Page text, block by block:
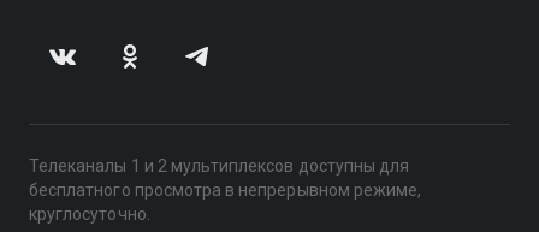
Телеканалы 1 и 2 мультиплексов доступны для
бесплатного просмотра в непрерывном режиме,
круглосуточно.